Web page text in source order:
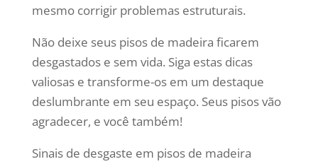
mesmo corrigir problemas estruturais.
Não deixe seus pisos de madeira ficarem
desgastados e sem vida. Siga estas dicas
valiosas e transforme-os em um destaque
deslumbrante em seu espaço. Seus pisos vão
agradecer, e você também!
Sinais de desgaste em pisos de madeira